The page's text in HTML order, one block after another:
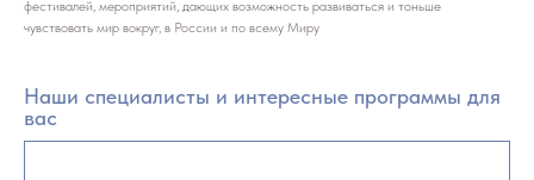
фестивалей, мероприятий, дающих возможность развиваться и тоньше
чувствовать мир вокруг, в России и по всему Миру
Наши специалисты и интересные программы для
вас